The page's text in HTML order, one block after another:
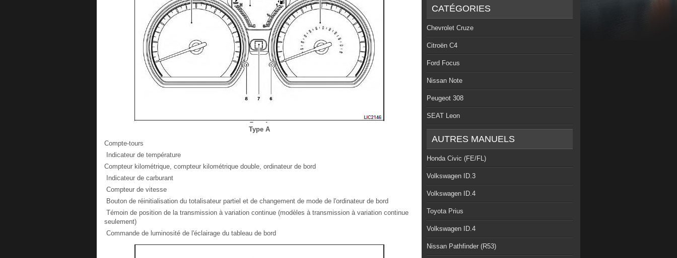
Type A
Compte-tours
Indicateur de température
Compteur kilométrique, compteur kilométrique double, ordinateur de bord
Indicateur de carburant
Compteur de vitesse
Bouton de réinitialisation du totalisateur partiel et de changement de mode de l'ordinateur de bord
Témoin de position de la transmission à variation continue (modèles à transmission à variation continue
seulement)
Commande de luminosité de l'éclairage du tableau de bord
CATÉGORIES
Chevrolet Cruze
Citroën C4
Ford Focus
Nissan Note
Peugeot 308
SEAT Leon
AUTRES MANUELS
Honda Civic (FE/FL)
Volkswagen ID.3
Volkswagen ID.4
Toyota Prius
Volkswagen ID.4
Nissan Pathfinder (R53)